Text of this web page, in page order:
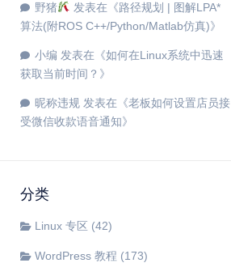
野猪 发表在《路径规划 | 图解LPA*
算法(附ROS C++/Python/Matlab仿真)》
小编 发表在《如何在Linux系统中迅速
获取当前时间？ 》
昵称违规 发表在《老板如何设置店员接
受微信收款语音通知》
分类
Linux 专区 (42)
WordPress 教程 (173)